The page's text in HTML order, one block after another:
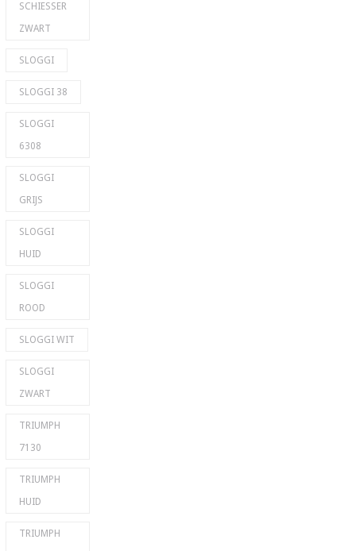
SCHIESSER
ZWART
SLOGGI
SLOGGI 38
SLOGGI
6308
SLOGGI
GRIJS
SLOGGI
HUID
SLOGGI
ROOD
SLOGGI WIT
SLOGGI
ZWART
TRIUMPH
7130
TRIUMPH
HUID
TRIUMPH